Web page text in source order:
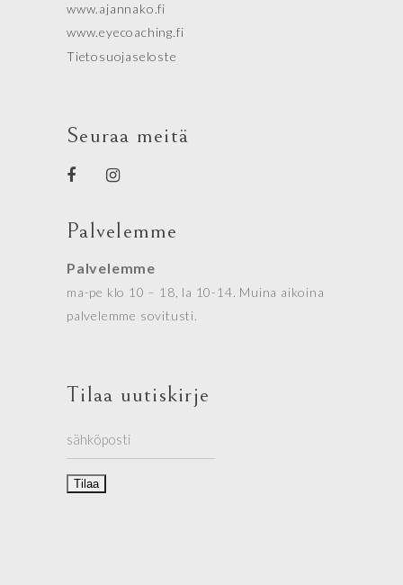
www.ajannako.fi
www.eyecoaching.fi
Tietosuojaseloste
Seuraa meitä
Palvelemme
Palvelemme
ma-pe klo 10 – 18, la 10-14. Muina aikoina
palvelemme sovitusti.
Tilaa uutiskirje